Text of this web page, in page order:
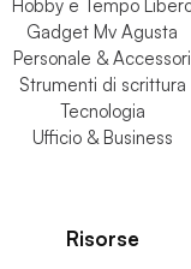
Casa & Living
Extraordinary gadget
Hobby e Tempo Libero
Gadget Mv Agusta
Personale & Accessori
Strumenti di scrittura